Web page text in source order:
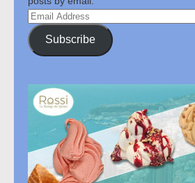
Email
Address
Subscribe